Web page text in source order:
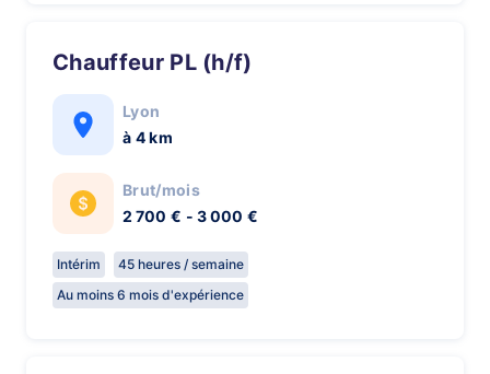
Chauffeur PL (h/f)
Lyon
à 4 km
Brut/mois
2 700 € - 3 000 €
Intérim
45 heures / semaine
Au moins 6 mois d'expérience